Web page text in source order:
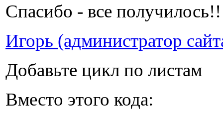
Спасибо - все получилось!!
Игорь (администратор
Добавьте цикл по листам
Вместо этого кода: